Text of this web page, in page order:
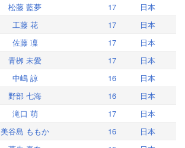
松藤 藍夢 17
日本
工藤 花 17
日本
佐藤 凜 17
日本
青栁 未愛 17
日本
中嶋 諒 16
日本
野部 七海 16
日本
滝口 萌 17
日本
美谷島 ももか 16
日本